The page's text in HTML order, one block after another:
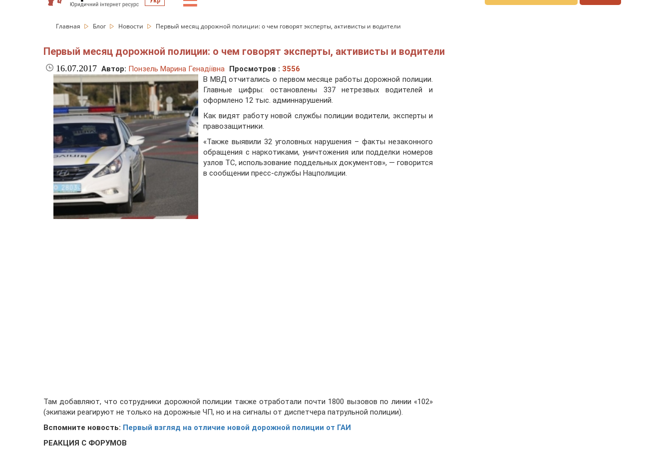
Главная Блог Новости Первый месяц дорожной полиции: о чем говорят эксперты, активисты и водители
Первый месяц дорожной полиции: о чем говорят эксперты, активисты и водители
16.07.2017 Автор: Понзель Марина Генадіївна Просмотров : 3556
В МВД отчитались о первом месяце работы дорожной полиции.
Главные цифры: остановлены 337 нетрезвых водителей и
оформлено 12 тыс. админнарушений.
Как видят работу новой службы полиции водители, эксперты и
правозащитники.
«Также выявили 32 уголовных нарушения – факты незаконного
обращения с наркотиками, уничтожения или подделки номеров
узлов ТС, использование поддельных документов», — говорится
в сообщении пресс-службы Нацполиции.
Там добавляют, что сотрудники дорожной полиции также отработали почти 1800 вызовов по линии «102»
(экипажи реагируют не только на дорожные ЧП, но и на сигналы от диспетчера патрульной полиции).
Вспомните новость: Первый взгляд на отличие новой дорожной полиции от ГАИ
РЕАКЦИЯ С ФОРУМОВ